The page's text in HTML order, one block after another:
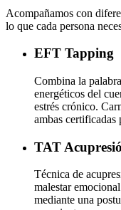
Acompañamos con
lo que cada persona
EFT Tapping
Combina la
energéticos del
estrés crónico.
ambas
TAT
Técnica de
malestar
mediante una